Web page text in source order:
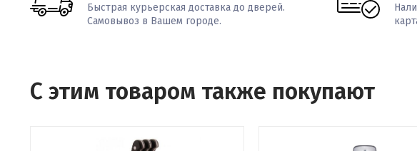
Быстрая курьерская доставка до дверей.
Самовывоз в Вашем городе.
С этим товаром также покупают